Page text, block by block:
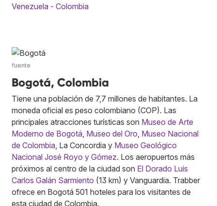
Venezuela - Colombia
fuente
Bogotá, Colombia
Tiene una población de 7,7 millones de habitantes. La
moneda oficial es peso colombiano (COP). Las
principales atracciones turísticas son Museo de Arte
Moderno de Bogotá Museo del Oro Museo Nacional
de Colombia , La Concordia y Museo Geológico
Nacional José Royo y Gómez. Los aeropuertos más
próximos al centro de la ciudad son El Dorado Luis
Carlos Galán Sarmiento (13 km) y Vanguardia. Trabber
ofrece en Bogotá 501 hoteles para los visitantes de
esta ciudad de Colombia.